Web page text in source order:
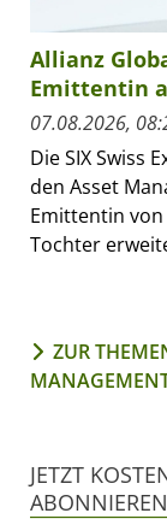
Allianz
Emittentin
07.08.2026,
Die SIX Swiss
den Asset
Emittentin von
Tochter
ZUR
JETZT
ABONNIEREN